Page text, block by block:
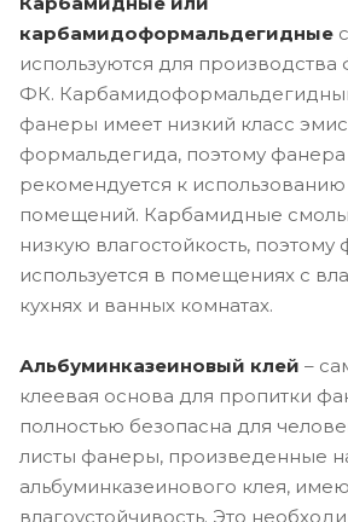
карбамидоформальдегидные
используются для
ФК.
фанеры имеет низкий класс
формальдегида, поэтому
рекомендуется к использованию
помещений. Карбамидные
низкую влагостойкость,
используется в помещениях с
кухнях и ванных комнатах.
Альбуминказеиновый клей –
клеевая основа для пропитки
полностью безопасна для
листы фанеры, произведенные
альбуминказеинового клея,
влагоустойчивость. Это